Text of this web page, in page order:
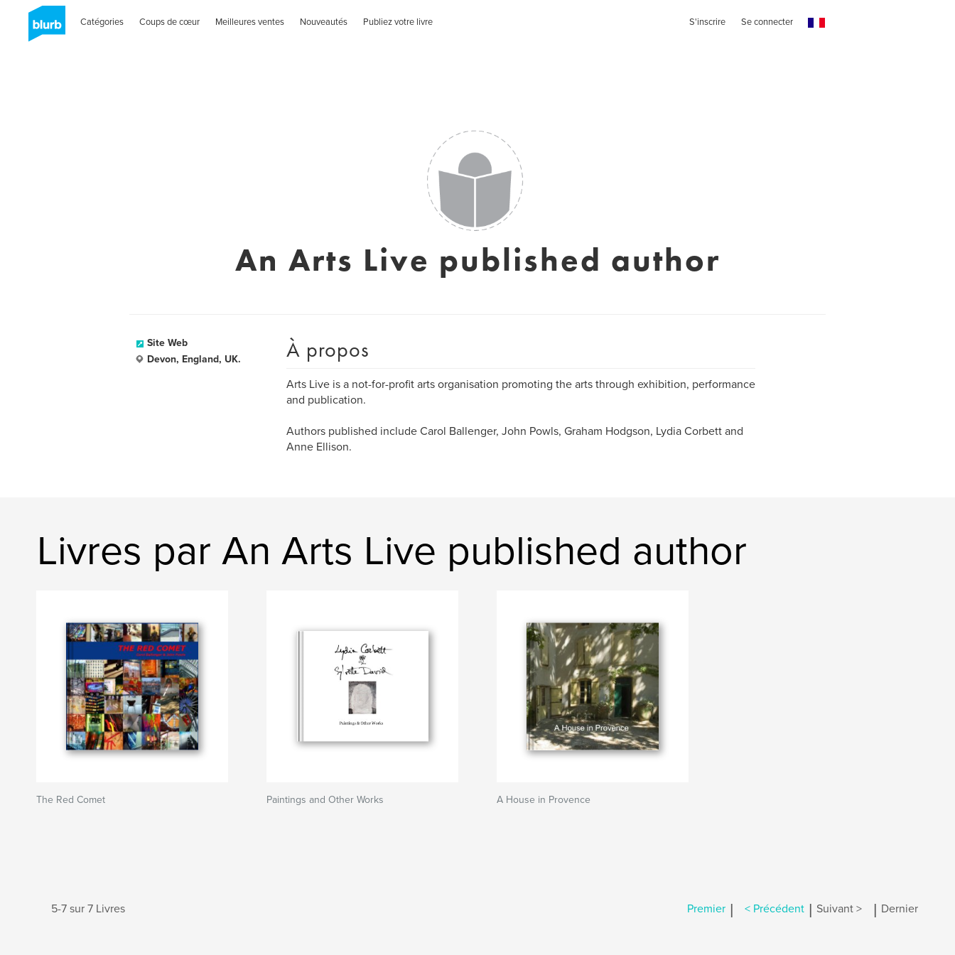
Catégories Coups de cœur Meilleures ventes Nouveautés Publiez votre livre S'inscrire Se connecter
An Arts Live published author
Site Web
Devon, England, UK.
À propos
Arts Live is a not-for-profit arts organisation promoting the arts through exhibition, performance
and publication.
Authors published include Carol Ballenger, John Powls, Graham Hodgson, Lydia Corbett and
Anne Ellison.
Livres par An Arts Live published author
The Red Comet Paintings and Other Works A House in Provence
5-7 sur 7 Livres Premier | < Précédent | Suivant > | Dernier